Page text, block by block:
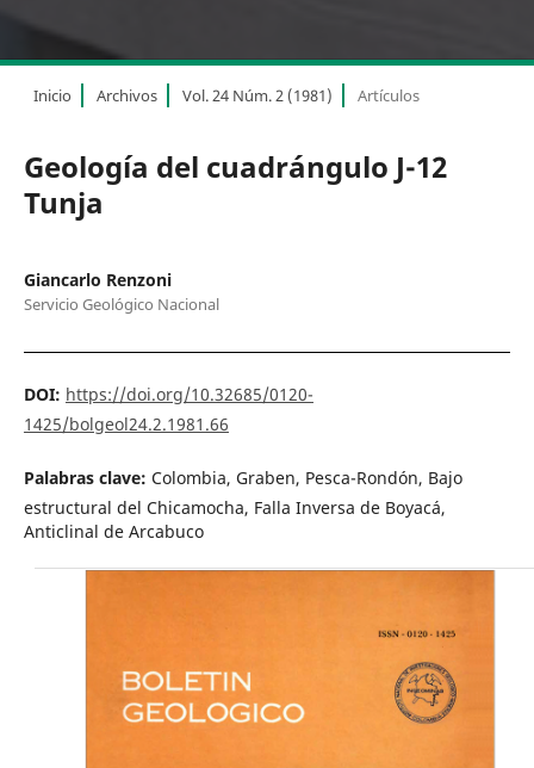
Inicio Archivos Vol. 24 Núm. 2 (1981) Artículos
Geología del cuadrángulo J-12
Tunja
Giancarlo Renzoni
Servicio Geológico Nacional
DOI: https://doi.org/10.32685/0120-
1425/bolgeol24.2.1981.66
Palabras clave: Colombia, Graben, Pesca-Rondón, Bajo
estructural del Chicamocha, Falla Inversa de Boyacá,
Anticlinal de Arcabuco